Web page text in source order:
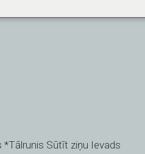
Sūtīt ziņu Ievads